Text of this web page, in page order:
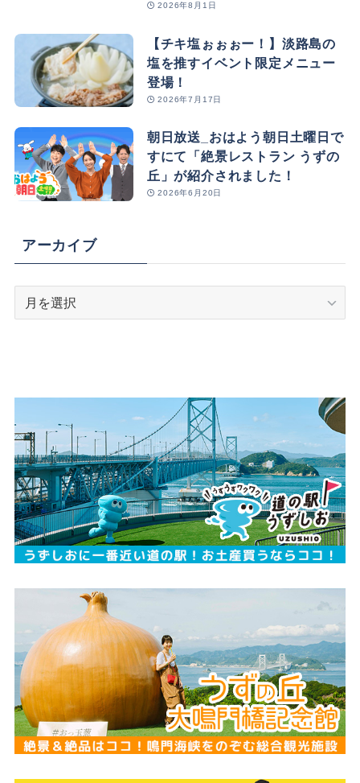
2026年8月1日
【チキ塩ぉぉぉー！】淡路島の
塩を推すイベント限定メニュー
登場！
2026年7月17日
朝日放送_おはよう朝日土曜日で
すにて「絶景レストラン うずの
丘」が紹介されました！
2026年6月20日
アーカイブ